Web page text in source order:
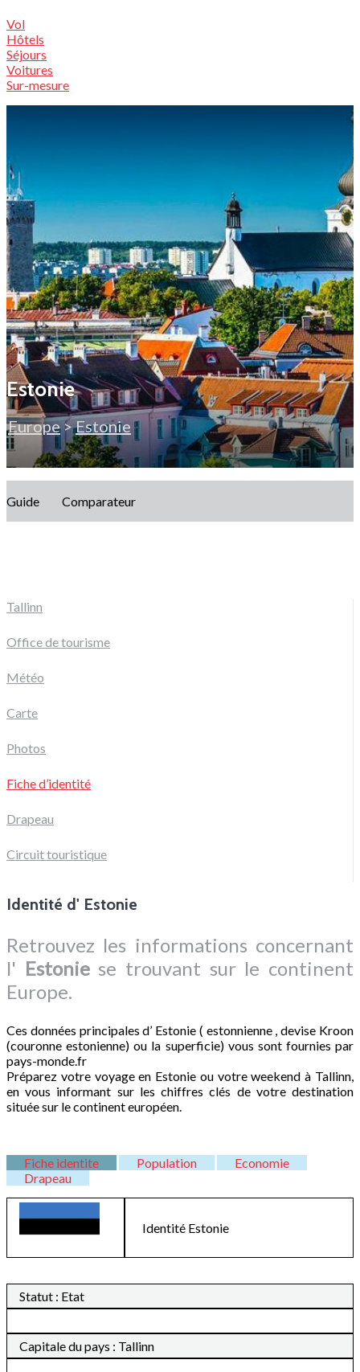
Vol
Hôtels
Séjours
Voitures
Sur-mesure
Estonie
Europe>Estonie
Guide Comparateur
Tallinn
Office de tourisme
Météo
Carte
Photos
Fiche d’identité
Drapeau
Circuit touristique
Identité d' Estonie
Retrouvez les informations concernant
l' Estoniese trouvant sur le continent
Europe.
Ces données principales d’ Estonie ( estonnienne , devise Kroon
(couronne estonienne) ou la superficie) vous sont fournies par
pays-monde.fr
Préparez votre voyage en Estonie ou votre weekend à Tallinn,
en vous informant sur les chiffres clés de votre destination
située sur le continent européen.
Fiche identite Population
Economie
Drapeau
Identité Estonie
Statut : Etat
Capitale du pays : Tallinn